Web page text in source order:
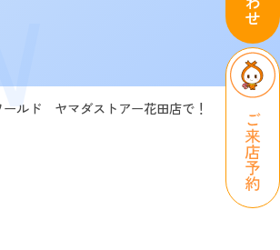
ルド ヤマダストアー花田店で！